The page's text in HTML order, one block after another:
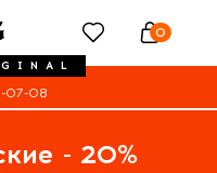
0
07-08
- 20%